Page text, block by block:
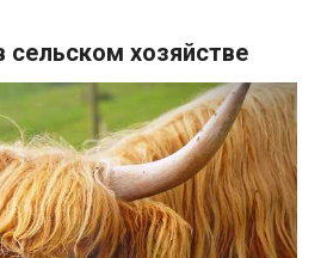
хозяйстве